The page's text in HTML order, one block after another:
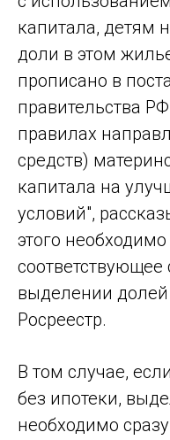
капитала, детям
доли в этом
прописано в
правительства
правилах
средств)
капитала на
условий",
этого
выделении
Росреестр.
В том случае,
без ипотеки,
необходимо